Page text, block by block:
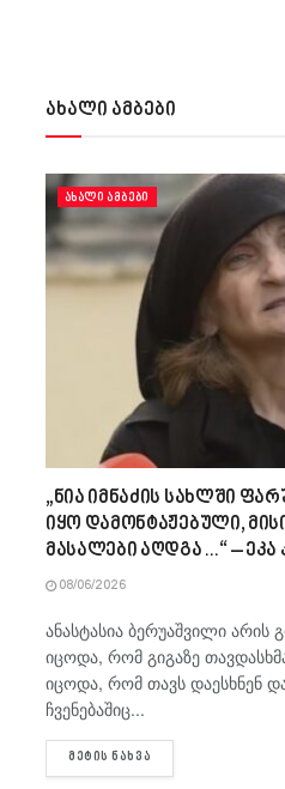
ახალი ამბები
ᲐᲮᲐᲚᲘ ᲐᲛᲑᲔᲑᲘ
„ნია იმნაძის სახლში
იყო დამონტაჟებული,
მასალები აღდგა…“ – ეკა
08/06/2026
ანასტასია ბერუაშვილი
იცოდა, რომ გიგაზე
იცოდა, რომ თავს დაესხნენ
ჩვენებაშიც...
ᲛᲔᲢᲘᲡ ᲜᲐᲮᲕᲐ